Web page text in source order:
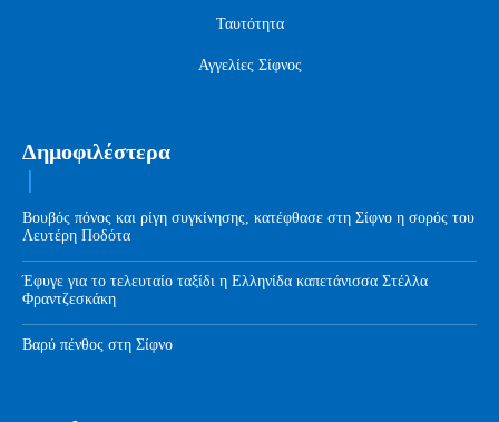
Ταυτότητα
Αγγελίες Σίφνος
Δημοφιλέστερα
Βουβός πόνος και ρίγη συγκίνησης, κατέφθασε στη Σίφνο η σορός του
Λευτέρη Ποδότα
Έφυγε για το τελευταίο ταξίδι η Ελληνίδα καπετάνισσα Στέλλα
Φραντζεσκάκη
Βαρύ πένθος στη Σίφνο